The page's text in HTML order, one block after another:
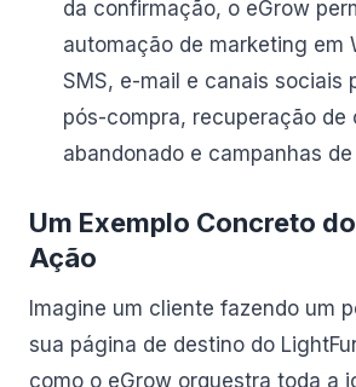
da confirmação, o eGrow
automação de marketing em
SMS, e-mail e canais sociais
pós-compra, recuperação de
abandonado e campanhas
Um Exemplo Concreto
Ação
Imagine um cliente fazendo um
sua página de destino do
como o eGrow orquestra toda a